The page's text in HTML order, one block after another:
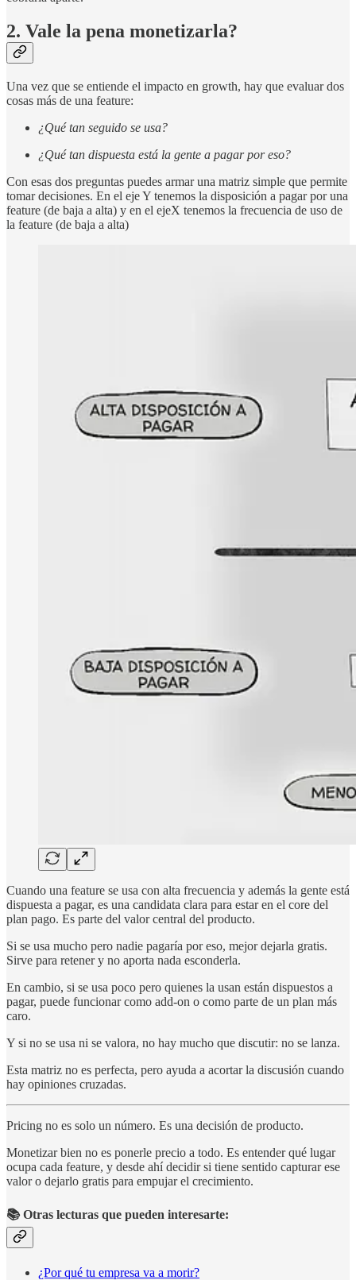
2. Vale la pena monetizarla?
Una vez que se entiende el impacto en growth, hay que evaluar dos
cosas más de una feature:
¿Qué tan seguido se usa?
¿Qué tan dispuesta está la gente a pagar por eso?
Con esas dos preguntas puedes armar una matriz simple que permite
tomar decisiones. En el eje Y tenemos la disposición a pagar por una
feature (de baja a alta) y en el ejeX tenemos la frecuencia de uso de
la feature (de baja a alta)
Cuando una feature se usa con alta frecuencia y además la gente está
dispuesta a pagar, es una candidata clara para estar en el core del
plan pago. Es parte del valor central del producto.
Si se usa mucho pero nadie pagaría por eso, mejor dejarla gratis.
Sirve para retener y no aporta nada esconderla.
En cambio, si se usa poco pero quienes la usan están dispuestos a
pagar, puede funcionar como add-on o como parte de un plan más
caro.
Y si no se usa ni se valora, no hay mucho que discutir: no se lanza.
Esta matriz no es perfecta, pero ayuda a acortar la discusión cuando
hay opiniones cruzadas.
Pricing no es solo un número. Es una decisión de producto.
Monetizar bien no es ponerle precio a todo. Es entender qué lugar
ocupa cada feature, y desde ahí decidir si tiene sentido capturar ese
valor o dejarlo gratis para empujar el crecimiento.
📚 Otras lecturas que pueden interesarte:
¿Por qué tu empresa va a morir?